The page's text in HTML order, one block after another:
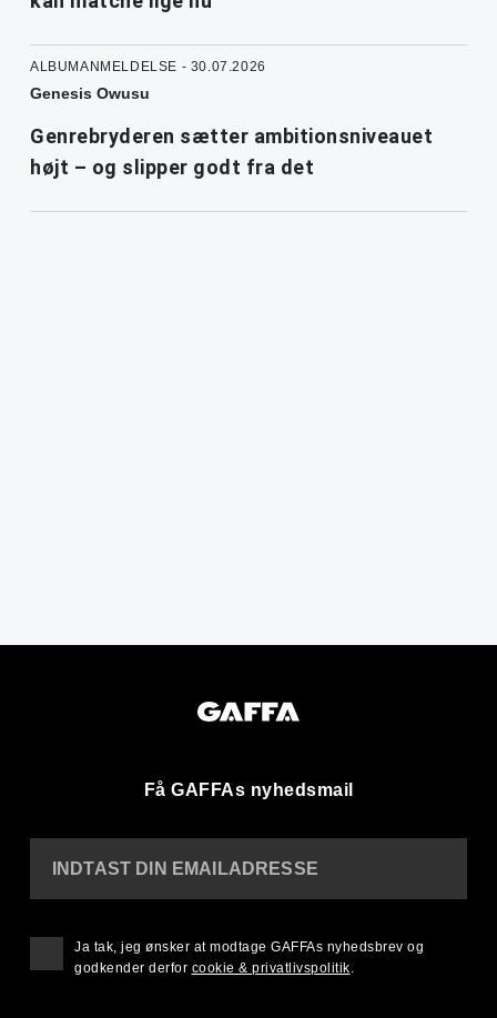
ALBUMANMELDELSE - 30.07.2026
Genesis Owusu
Genrebryderen sætter ambitionsniveauet
højt – og slipper godt fra det
Få GAFFAs nyhedsmail
INDTAST DIN EMAILADRESSE
Ja tak, jeg ønsker at modtage GAFFAs nyhedsbrev og
godkender derfor cookie & privatlivspolitik.